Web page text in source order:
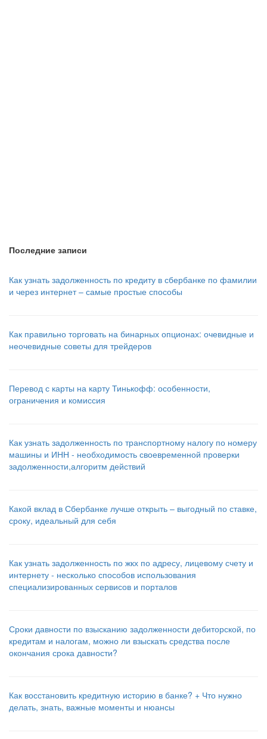
Последние записи
Как узнать задолженность по кредиту в сбербанке по фамилии
и через интернет – самые простые способы
Как правильно торговать на бинарных опционах: очевидные и
неочевидные советы для трейдеров
Перевод с карты на карту Тинькофф: особенности,
ограничения и комиссия
Как узнать задолженность по транспортному налогу по номеру
машины и ИНН - необходимость своевременной проверки
задолженности,алгоритм действий
Какой вклад в Сбербанке лучше открыть – выгодный по ставке,
сроку, идеальный для себя
Как узнать задолженность по жкх по адресу, лицевому счету и
интернету - несколько способов использования
специализированных сервисов и порталов
Сроки давности по взысканию задолженности дебиторской, по
кредитам и налогам, можно ли взыскать средства после
окончания срока давности?
Как восстановить кредитную историю в банке? + Что нужно
делать, знать, важные моменты и нюансы